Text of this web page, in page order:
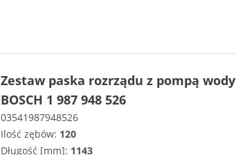
Zestaw paska rozrządu z pompą wody
BOSCH 1 987 948 526
03541987948526
Ilość zębów: 120
Długość [mm]: 1143